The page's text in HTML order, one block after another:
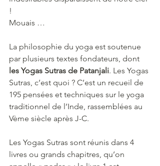
!
Mouais …
La philosophie du yoga est soutenue
par plusieurs textes fondateurs, dont
les Yogas Sutras de Patanjali. Les Yogas
Sutras, c’est quoi ? C’est un recueil de
195 pensées et techniques sur le yoga
traditionnel de l’Inde, rassemblées au
Vème siècle après J-C.
Les Yogas Sutras sont réunis dans 4
livres ou grands chapitres, qu’on